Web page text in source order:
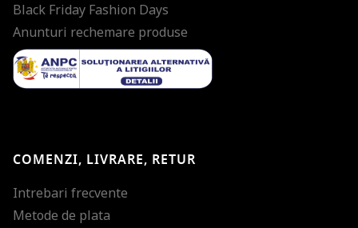
Black Friday Fashion Days
Anunturi rechemare produse
COMENZI, LIVRARE, RETUR
Intrebari frecvente
Metode de plata